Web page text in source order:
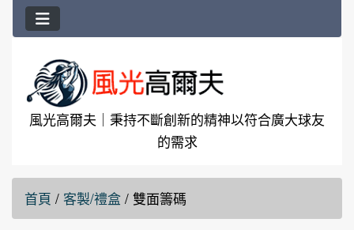
風光高爾夫｜秉持不斷創新的精神以符合廣大球友
的需求
首頁 / 客製/禮盒 / 雙面籌碼